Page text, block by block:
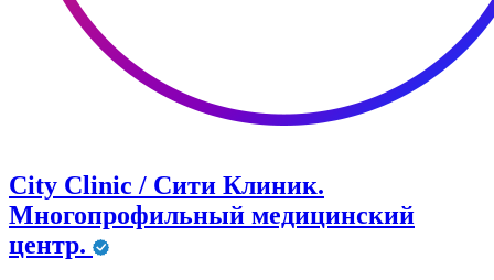
City Clinic / Сити Клиник.
Многопрофильный медицинский
центр.